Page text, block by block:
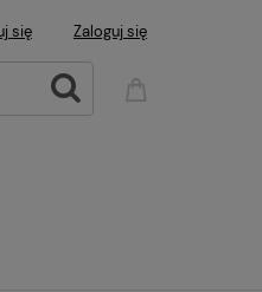
się Zaloguj się